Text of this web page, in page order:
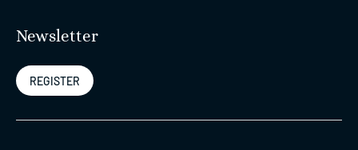
Newsletter
REGISTER